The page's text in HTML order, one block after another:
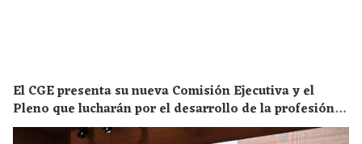
El CGE presenta su nueva Comisión Ejecutiva y el
Pleno que lucharán por el desarrollo de la profesión
en los próximos años